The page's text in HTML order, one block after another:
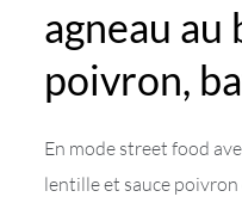
agneau au
poivron,
En mode street food
lentille et sauce